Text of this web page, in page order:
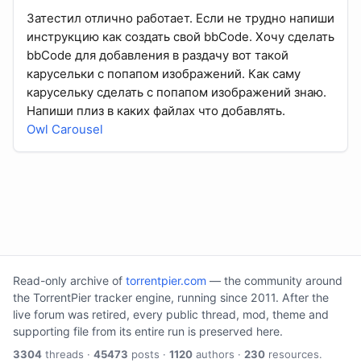
Затестил отлично работает. Если не трудно напиши
инструкцию как создать свой bbCode. Хочу сделать
bbCode для добавления в раздачу вот такой
карусельки с попапом изображений. Как саму
карусельку сделать с попапом изображений знаю.
Напиши плиз в каких файлах что добавлять.
Owl Carousel
Read-only archive of torrentpier.com — the community around
the TorrentPier tracker engine, running since 2011. After the
live forum was retired, every public thread, mod, theme and
supporting file from its entire run is preserved here.
3304 threads · 45473 posts · 1120 authors · 230 resources.